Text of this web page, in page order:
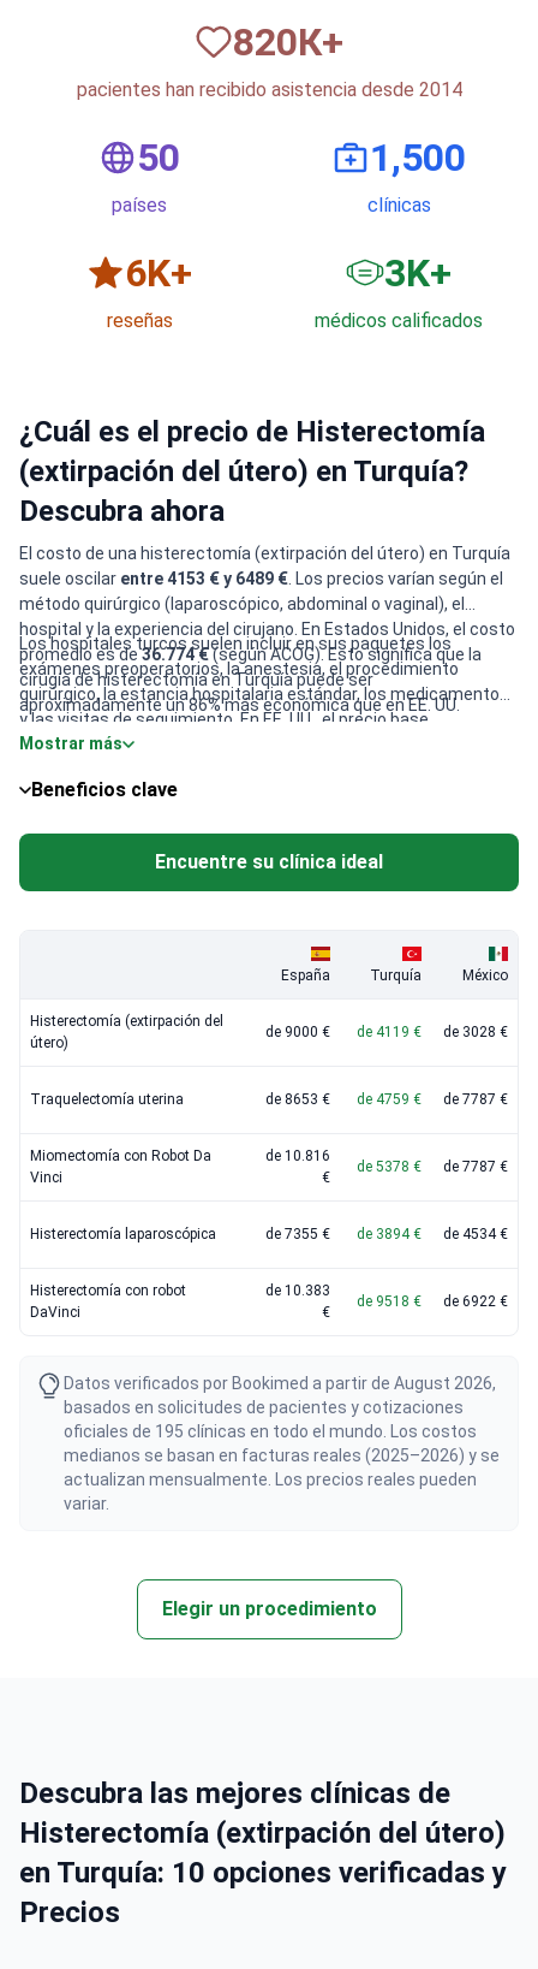
820К+
pacientes han recibido asistencia desde 2014
50
países
1,500
clínicas
6K+
reseñas
3K+
médicos calificados
¿Cuál es el precio de Histerectomía
(extirpación del útero) en Turquía?
Descubra ahora
El costo de una histerectomía (extirpación del útero) en Turquía
suele oscilar entre 4153 € y 6489 € . Los precios varían según el
método quirúrgico (laparoscópico, abdominal o vaginal), el
hospital y la experiencia del cirujano. En Estados Unidos, el costo
promedio es de36.774 €(según ACOG). Esto significa que la
cirugía de histerectomía en Turquía puede ser
aproximadamente un 86% más económica que en EE. UU.
Los hospitales turcos suelen incluir en sus paquetes los
exámenes preoperatorios, la anestesia, el procedimiento
quirúrgico, la estancia hospitalaria estándar, los medicamentos
y las visitas de seguimiento. En EE. UU., el precio base
generalmente cubre solo los honorarios del cirujano, mientras
postoperatoria se facturan por separado. Se debe confirmar
reservar.
Mostrar más
Beneficios clave
Encuentre su clínica ideal
España Turquía México
Histerectomía (extirpación del
útero)
de 9000 € de 4119 € de 3028 €
Traquelectomía uterina de 8653 € de 4759 € de 7787 €
Miomectomía con Robot Da
Vinci
de 10.816
€
de 5378 € de 7787 €
Histerectomía laparoscópica de 7355 € de 3894 € de 4534 €
Histerectomía con robot
DaVinci
de 10.383
€
de 9518 € de 6922 €
Datos verificados por Bookimed a partir de August 2026,
basados en solicitudes de pacientes y cotizaciones
oficiales de 195 clínicas en todo el mundo. Los costos
medianos se basan en facturas reales (2025–2026) y se
actualizan mensualmente. Los precios reales pueden
variar.
Elegir un procedimiento
Descubra las mejores clínicas de
Histerectomía (extirpación del útero)
en Turquía: 10 opciones verificadas y
Precios